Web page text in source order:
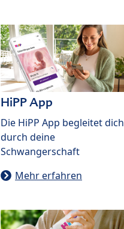
HiPP App
Die HiPP App begleitet dich
durch deine
Schwangerschaft
Mehr erfahren